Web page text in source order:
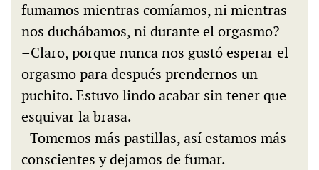
fumamos mientras comíamos, ni mientras
nos duchábamos, ni durante el orgasmo?
–Claro, porque nunca nos gustó esperar el
orgasmo para después prendernos un
puchito. Estuvo lindo acabar sin tener que
esquivar la brasa.
–Tomemos más pastillas, así estamos más
conscientes y dejamos de fumar.